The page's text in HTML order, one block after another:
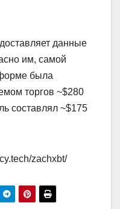
данные
им, самой
была
торгов ~$280
составлял ~$175
zachxbt/